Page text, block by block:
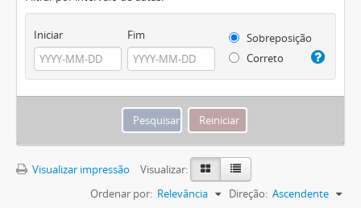
Iniciar Fim
Sobreposição
Correto
Visualizar impressão
Visualizar:
Ordenar por: Relevância Direção: Ascendente